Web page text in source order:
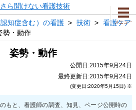
メニュー
知症含む）の看護 > 技術 > 看護ケア
・動作
姿勢・動作
公開日:2015年9月24日
最終更新日:2015年9月24日
(変更日:2020年5月15日) ※